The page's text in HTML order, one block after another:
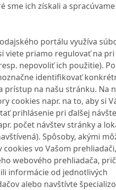
sme ich získali a
portálu využíva
viete priamo regulovať na
nepovoliť ich použitie).
identifikovať
prístup na našu stránku. Na
cookies napr. na to, aby si
prihlásenie pri ďalšej
počet návštev stránky a
Spôsoby, akými
vo Vašom
webového prehliadača,
informácie od jednotlivých
alebo navštívte